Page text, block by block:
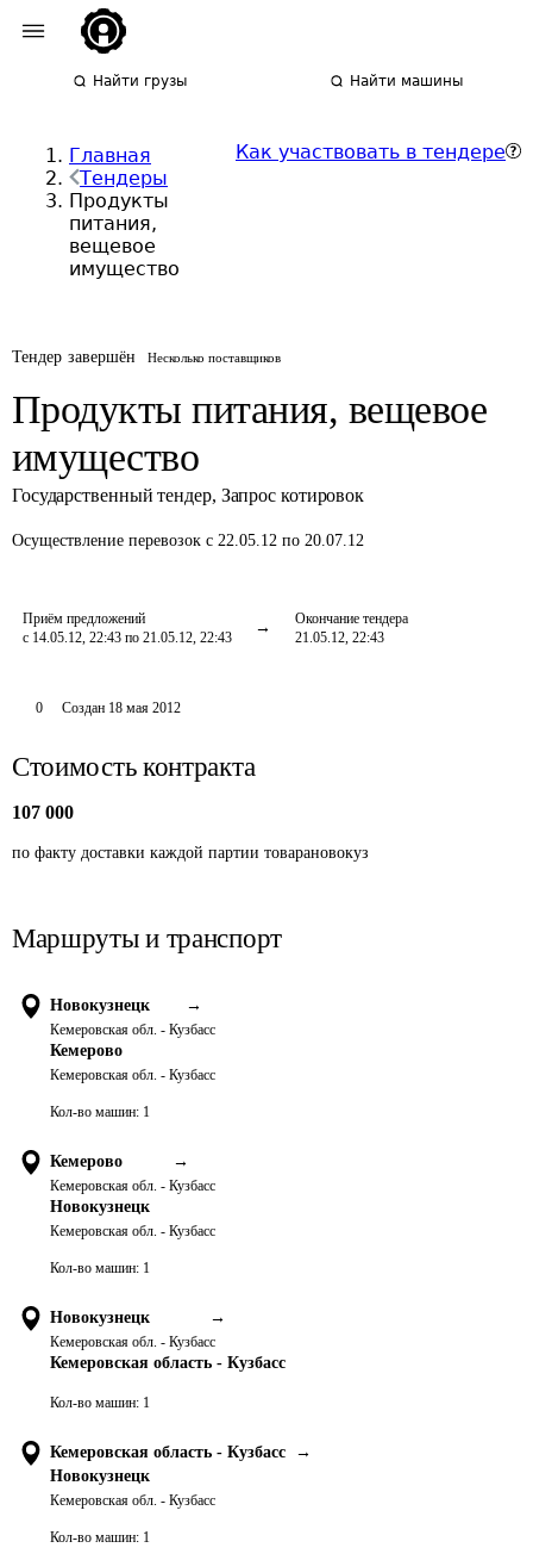
Найти грузы Найти машины
Главная
Тендеры
Продукты
питания,
вещевое
имущество
Как участвовать в тендере
Тендер завершён Несколько поставщиков
Продукты питания, вещевое
имущество
Государственный тендер, Запрос котировок
Осуществление перевозок с 22.05.12 по 20.07.12
Приём предложений
с 14.05.12, 22:43 по 21.05.12, 22:43
Окончание тендера
21.05.12, 22:43
0 Создан 18 мая 2012
Стоимость контракта
107 000
по факту доставки каждой партии товарановокуз
Маршруты и транспорт
Новокузнецк →
Кемеровская обл. - Кузбасс
Кемерово
Кемеровская обл. - Кузбасс
Кол-во машин: 1
Кемерово →
Кемеровская обл. - Кузбасс
Новокузнецк
Кемеровская обл. - Кузбасс
Кол-во машин: 1
Новокузнецк →
Кемеровская обл. - Кузбасс
Кемеровская область - Кузбасс
Кол-во машин: 1
Кемеровская область - Кузбасс
→
Новокузнецк
Кемеровская обл. - Кузбасс
Кол-во машин: 1